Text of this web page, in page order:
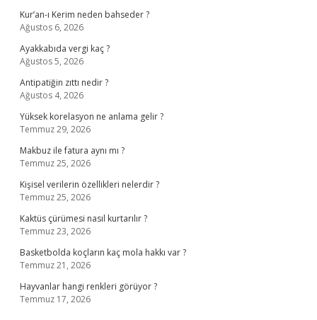
Kur’an-ı Kerim neden bahseder ?
Ağustos 6, 2026
Ayakkabıda vergi kaç ?
Ağustos 5, 2026
Antipatiğin zıttı nedir ?
Ağustos 4, 2026
Yüksek korelasyon ne anlama gelir ?
Temmuz 29, 2026
Makbuz ile fatura aynı mı ?
Temmuz 25, 2026
Kişisel verilerin özellikleri nelerdir ?
Temmuz 25, 2026
Kaktüs çürümesi nasıl kurtarılır ?
Temmuz 23, 2026
Basketbolda koçların kaç mola hakkı var ?
Temmuz 21, 2026
Hayvanlar hangi renkleri görüyor ?
Temmuz 17, 2026